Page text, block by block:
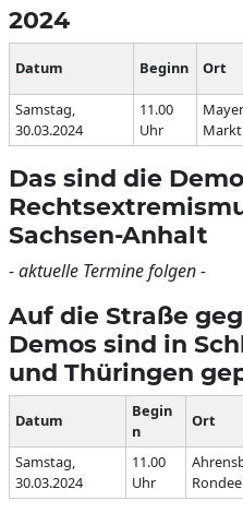
2024
Samstag,
30.03.2024
11.00
Uhr
Datum Beginn Ort
Das sind die
Sachsen-Anhalt
- aktuelle Termine folgen -
Auf die Straße
Demos sind in
und Thüringen
Datum
Begin
n
Ort
Samstag,
30.03.2024
11.00
Uhr